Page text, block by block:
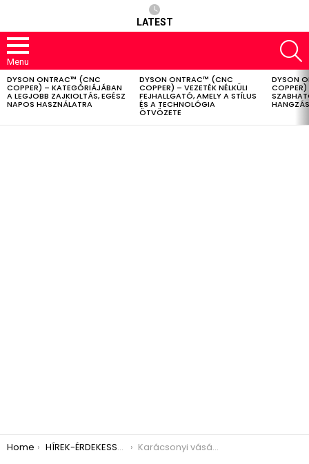
LATEST
Menu
LATEST
STORIES
DYSON ONTRAC™ (CNC
COPPER) – KATEGÓRIÁJÁBAN
A LEGJOBB ZAJKIOLTÁS, EGÉSZ
NAPOS HASZNÁLATRA
DYSON ONTRAC™ (CNC
COPPER) – VEZETÉK NÉLKÜLI
FEJHALLGATÓ, AMELY A STÍLUS
ÉS A TECHNOLÓGIA
ÖTVÖZETE
DYSON
COPPER)
You are here:
Home HÍREK-ÉRDEKESSÉGEK Karácsonyi vásár Budapest Vörösmarty tér – nyitvatartás, programok 2017-ben